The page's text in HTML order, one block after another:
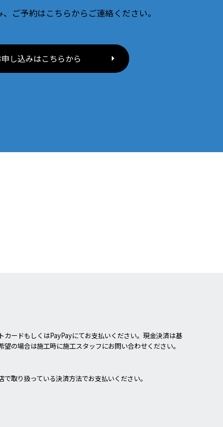
ご予約はこちらからご連絡ください。
し込みはこちらから
カードもしくはPayPayにてお支払いください。現金決済は基
の場合は施工時に施工スタッフにお問い合わせください。
取り扱っている決済方法でお支払いください。